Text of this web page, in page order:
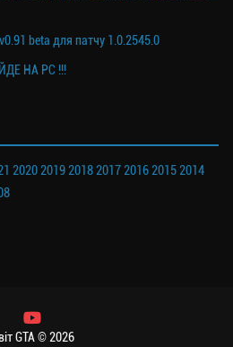
v0.91 beta для патчу 1.0.2545.0
НА PC !!!
2020201920182017201620152014
GTA © 2026